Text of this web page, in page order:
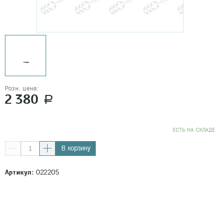
Розн. цена:
2 380 a
EСТЬ НА СКЛАДЕ
В корзину
Артикул:022205